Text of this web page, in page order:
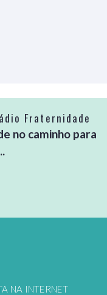
Fraternidade
no caminho para
NA INTERNET